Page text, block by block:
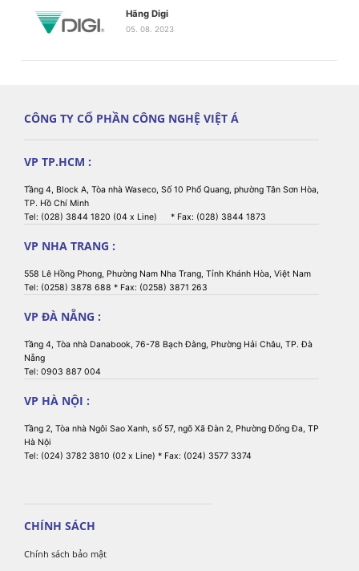
Hãng Digi
05. 08. 2023
CÔNG TY CỔ PHẦN CÔNG NGHỆ VIỆT Á
VP TP.HCM :
Tầng 4, Block A, Tòa nhà Waseco, Số 10 Phổ Quang, phường Tân Sơn Hòa,
TP. Hồ Chí Minh
Tel: (028) 3844 1820 (04 x Line) * Fax: (028) 3844 1873
VP NHA TRANG :
558 Lê Hồng Phong, Phường Nam Nha Trang, Tỉnh Khánh Hòa, Việt Nam
Tel: (0258) 3878 688 * Fax: (0258) 3871 263
VP ĐÀ NẴNG :
Tầng 4, Tòa nhà Danabook, 76-78 Bạch Đằng, Phường Hải Châu, TP. Đà
Nẵng
Tel: 0903 887 004
VP HÀ NỘI :
Tầng 2, Tòa nhà Ngôi Sao Xanh, số 57, ngõ Xã Đàn 2, Phường Đống Đa, TP
Hà Nội
Tel: (024) 3782 3810 (02 x Line) * Fax: (024) 3577 3374
CHÍNH SÁCH
Chính sách bảo mật